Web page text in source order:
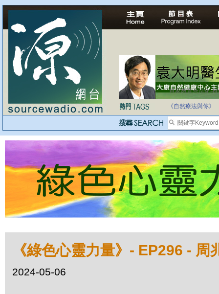
自家教育合法化-
《自然療法與你》
《綠色心靈力量》- EP296 -
2024-05-06